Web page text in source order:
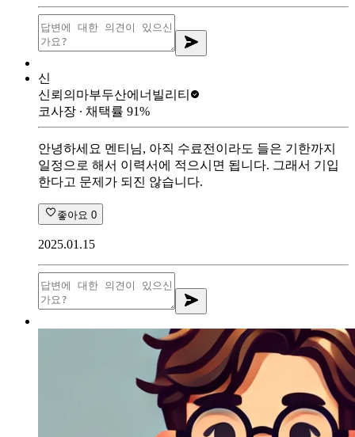
신
신뢰의마부두산에너빌리티
코사장 ∙ 채택률 91%
안녕하세요 멘티님, 아직 수료전이라도 들은 기한까지
일정으로 해서 이력서에 적으시면 됩니다. 그래서 기입
한다고 문제가 되진 않습니다.
좋아요 0
2025.01.15